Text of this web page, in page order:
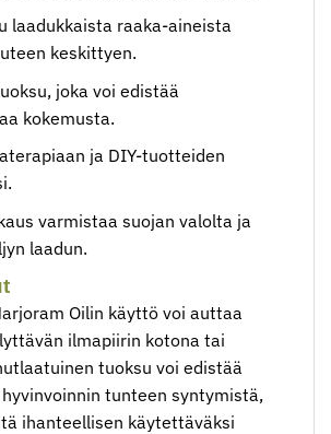
laadukkaista raaka-aineista
keskittyen.
joka voi edistää
kokemusta.
ja DIY-tuotteiden
varmistaa suojan valolta ja
laadun.
Oilin käyttö voi auttaa
ilmapiirin kotona tai
tuoksu voi edistää
tunteen syntymistä,
ihanteellisen käytettäväksi